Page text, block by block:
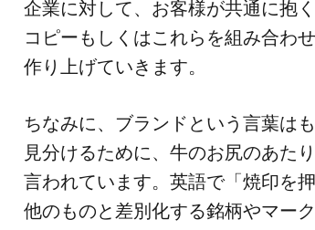
企業に​対して、​お客様が​共通に​抱
コピーも​しくは​これらを​組み合わ
作り上げていきます。
ちなみに、​ブランドと​いう​言葉は​
見分ける​ために、​牛の​お尻の​あた
言われています。​英語で​「焼印を​
他の​ものと​差別化する​銘柄や​マー